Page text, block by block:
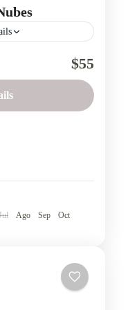
en un tour de 2
Ambato. Conoce
visita las
local y
de Nubes desde
$55
Ago Sep
Oct